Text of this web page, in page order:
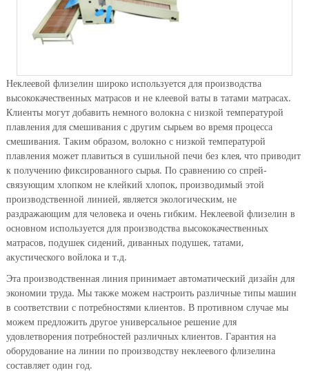
Неклеевой флизелин широко используется для производства
высококачественных матрасов и не клеевой ваты в татами матрасах.
Клиенты могут добавить немного волокна с низкой температурой
плавления для смешивания с другим сырьем во время процесса
смешивания. Таким образом, волокно с низкой температурой
плавления может плавиться в сушильной печи без клея, что приводит
к получению фиксированного сырья. По сравнению со спрей-
связующим хлопком не клейкий хлопок, производимый этой
производственной линией, является экологическим, не
раздражающим для человека и очень гибким. Неклеевой флизелин в
основном используется для производства высококачественных
матрасов, подушек сидений, диванных подушек, татами,
акустического войлока и т.д.
Эта производственная линия принимает автоматический дизайн для
экономии труда. Мы также можем настроить различные типы машин
в соответствии с потребностями клиентов. В противном случае мы
можем предложить другое универсальное решение для
удовлетворения потребностей различных клиентов. Гарантия на
оборудование на линии по производству неклеевого флизелина
составляет один год.